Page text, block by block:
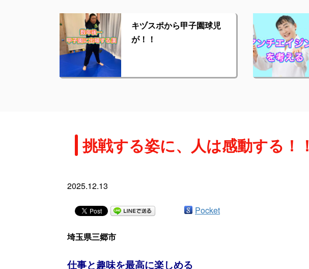
キヅスポから甲子園球児
が！！
挑戦する姿に、人は感動する！！
2025.12.13
Pocket
埼玉県三郷市
仕事と趣味を最高に楽しめる